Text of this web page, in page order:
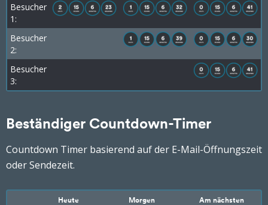
Besucher
1:
Besucher
2:
Besucher
3:
Beständiger Countdown-Timer
Countdown Timer basierend auf der E-Mail-Öffnungszeit
oder Sendezeit.
Heute Morgen
Am nächsten